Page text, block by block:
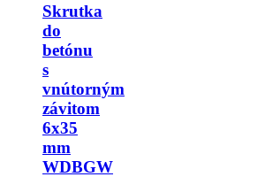
Skrutka
do
betónu
s
vnútorným
závitom
6x35
mm
WDBGW